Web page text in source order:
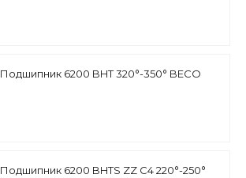
Подшипник 6200 BHT 320°-350° BECO
Подшипник 6200 BHTS ZZ C4 220°-250°